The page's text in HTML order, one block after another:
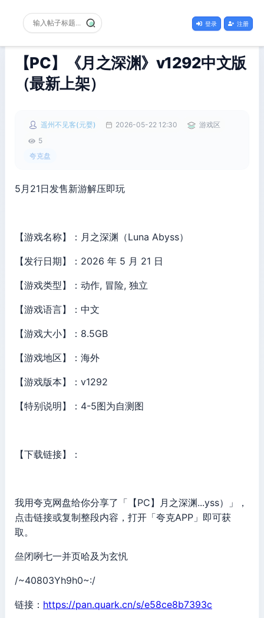
登录 注册
【PC】《月之深渊》v1292中文版
（最新上架）
遥州不见客(元婴) 2026-05-22 12:30
游戏区
5
夸克盘
5月21日发售新游解压即玩
【游戏名称】：月之深渊（Luna Abyss）
【发行日期】：2026 年 5 月 21 日
【游戏类型】：动作, 冒险, 独立
【游戏语言】：中文
【游戏大小】：8.5GB
【游戏地区】：海外
【游戏版本】：v1292
【特别说明】：4-5图为自测图
【下载链接】：
我用夸克网盘给你分享了「【PC】月之深渊...yss）」，
点击链接或复制整段内容，打开「夸克APP」即可获
取。
亝闭咧七一并页哈及为玄忛
/~40803Yh9h0~:/
链接： https://pan.quark.cn/s/e58ce8b7393c